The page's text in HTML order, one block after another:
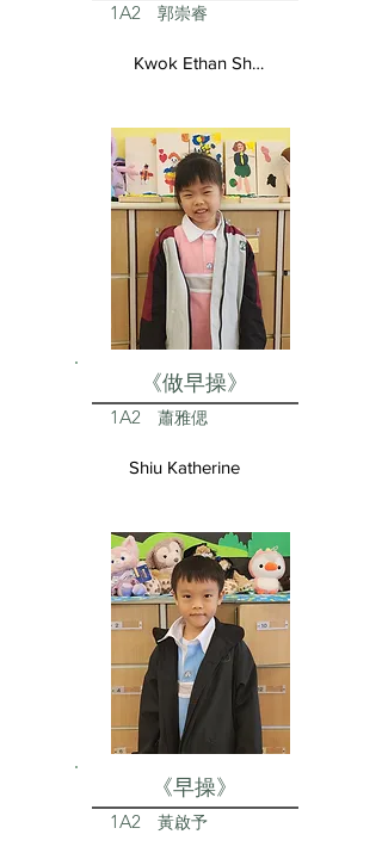
1A2 郭崇睿
Kwok Ethan Shun Yui
《做早操》
1A2 蕭雅偲
Shiu Katherine
《早操》
1A2 黃啟予